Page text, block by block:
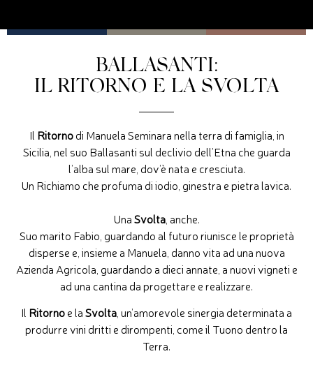
BALLASANTI:
IL RITORNO E LA SVOLTA
Il Ritornodi Manuela Seminara nella terra di famiglia, in
Sicilia, nel suo Ballasanti sul declivio dell’Etna che guarda
l’alba sul mare, dov’è nata e cresciuta.
Un Richiamo che profuma di iodio, ginestra e pietra lavica.
UnaSvolta, anche.
Suo marito Fabio, guardando al futuro riunisce le proprietà
disperse e, insieme a Manuela, danno vita ad una nuova
Azienda Agricola, guardando a dieci annate, a nuovi vigneti e
ad una cantina da progettare e realizzare.
Il Ritornoe laSvolta , un’amorevole sinergia determinata a
produrre vini dritti e dirompenti, come il Tuono dentro la
Terra.